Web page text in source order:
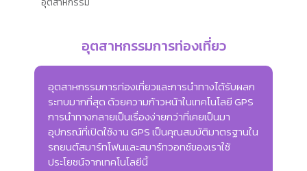
อุตสาหกรรมการท่องเที่ยว
อุตสาหกรรมการท่องเที่ยวและการนำทางได้รับผลก
ระทบมากที่สุด ด้วยความก้าวหน้าในเทคโนโลยี GPS
การนำทางกลายเป็นเรื่องง่ายกว่าที่เคยเป็นมา
อุปกรณ์ที่เปิดใช้งาน GPS เป็นคุณสมบัติมาตรฐานใน
รถยนต์สมาร์ทโฟนและสมาร์ทวอทช์ของเราใช้
ประโยชน์จากเทคโนโลยีนี้